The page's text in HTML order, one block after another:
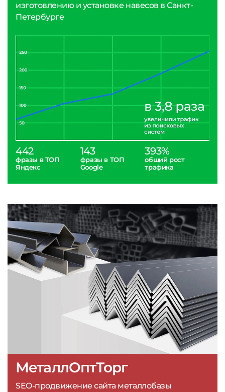
МеталлОптТорг
SEO-продвижение сайта металлобазы
изготовлению и установке навесов в Санкт-
Петербурге
442
фразы в ТОП
Яндекс
143
фразы в ТОП
Google
393%
общий рост
трафика